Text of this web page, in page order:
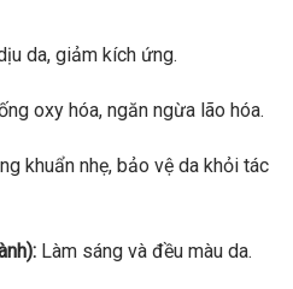
da, giảm kích ứng.
oxy hóa, ngăn ngừa lão hóa.
khuẩn nhẹ, bảo vệ da khỏi tác
Làm sáng và đều màu da.